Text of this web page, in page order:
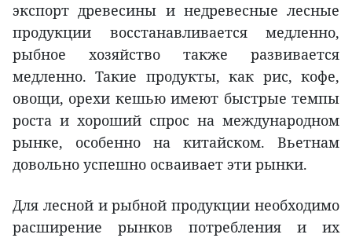
экспорт древесины и недревесные лесные
продукции восстанавливается медленно,
рыбное хозяйство также развивается
медленно. Такие продукты, как рис, кофе,
овощи, орехи кешью имеют быстрые темпы
роста и хороший спрос на международном
рынке, особенно на китайском. Вьетнам
довольно успешно осваивает эти рынки.
Для лесной и рыбной продукции необходимо
расширение рынков потребления и их